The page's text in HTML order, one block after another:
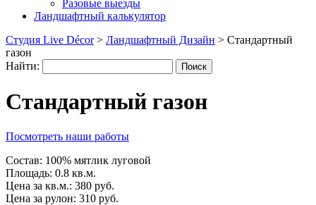
Разовые выезды
Ландшафтный калькулятор
Студия Live Décor> Ландшафтный Дизайн > Стандартный
газон
Найти:
Стандартный газон
Посмотреть наши работы
Состав: 100% мятлик луговой
Площадь: 0.8 кв.м.
Цена за кв.м.: 380 руб.
Цена за рулон: 310 руб.